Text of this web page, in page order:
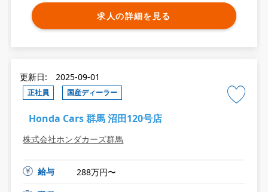
求人の詳細を見る
更新日: 2025-09-01
正社員 国産ディーラー
Honda Cars 群馬 沼田120号店
株式会社ホンダカーズ群馬
給与
288万円〜